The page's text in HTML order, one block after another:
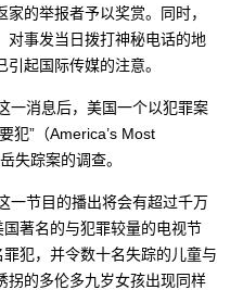
的举报者予以奖赏。同时，
对事发当日拨打神秘电话的地
起国际传媒的注意。
一消息后，美国一个以犯罪案
犯”（America’s Most
失踪案的调查。
一节目的播出将会有超过千万
国著名的与犯罪较量的电视节
犯，并令数十名失踪的儿童与
拐的多伦多九岁女孩出现同样